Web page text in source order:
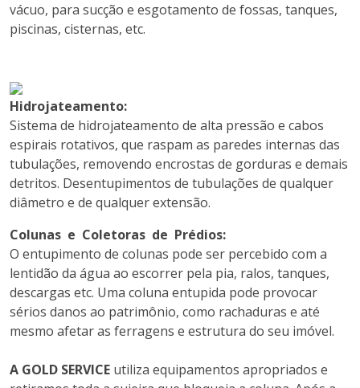
vácuo, para sucção e esgotamento de fossas, tanques,
piscinas, cisternas, etc.
Hidrojateamento:
Sistema de hidrojateamento de alta pressão e cabos
espirais rotativos, que raspam as paredes internas das
tubulações, removendo encrostas de gorduras e demais
detritos. Desentupimentos de tubulações de qualquer
diâmetro e de qualquer extensão.
Colunas e Coletoras de Prédios:
O entupimento de colunas pode ser percebido com a
lentidão da água ao escorrer pela pia, ralos, tanques,
descargas etc. Uma coluna entupida pode provocar
sérios danos ao patrimônio, como rachaduras e até
mesmo afetar as ferragens e estrutura do seu imóvel.
A GOLD SERVICE utiliza equipamentos apropriados e